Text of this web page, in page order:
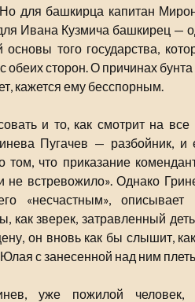
для башкирца капитан
Ивана Кузмича башкирец —
того государства,
обеих сторон. О причинах
кажется ему бесспорным.
и то, как смотрит на все
Пугачев — разбойник,
том, что приказание
не встревожило». Однако
«несчастным»,
как зверек, затравленный
он вновь как бы слышит,
с занесенной над ним
уже пожилой человек,